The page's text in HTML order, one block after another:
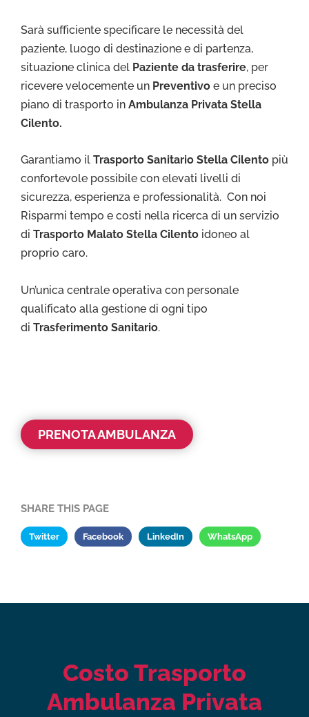
Sarà sufficiente specificare le necessità del
paziente, luogo di destinazione e di partenza,
situazione clinica del Paziente da trasferire, per
ricevere velocemente un Preventivo e un preciso
piano di trasporto in Ambulanza Privata Stella
Cilento.
Garantiamo il Trasporto Sanitario Stella Cilento più
confortevole possibile con elevati livelli di
sicurezza, esperienza e professionalità. Con noi
Risparmi tempo e costi nella ricerca di un servizio
di Trasporto Malato Stella Cilento idoneo al
proprio caro.
Un’unica centrale operativa con personale
qualificato alla gestione di ogni tipo
di Trasferimento Sanitario.
PRENOTA AMBULANZA
SHARE THIS PAGE
Twitter Facebook LinkedIn WhatsApp
Costo Trasporto
Ambulanza Privata